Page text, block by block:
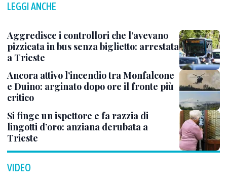
LEGGI ANCHE
Aggredisce i controllori che l’avevano
pizzicata in bus senza biglietto: arrestata
a Trieste
Ancora attivo l’incendio tra Monfalcone
e Duino: arginato dopo ore il fronte più
critico
Si finge un ispettore e fa razzia di
lingotti d’oro: anziana derubata a
Trieste
VIDEO